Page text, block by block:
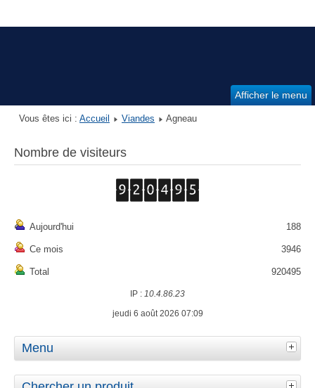
Afficher le menu
Vous êtes ici : Accueil Viandes Agneau
Nombre de visiteurs
Aujourd'hui 188
Ce mois 3946
Total 920495
IP : 10.4.86.23
jeudi 6 août 2026 07:09
Menu